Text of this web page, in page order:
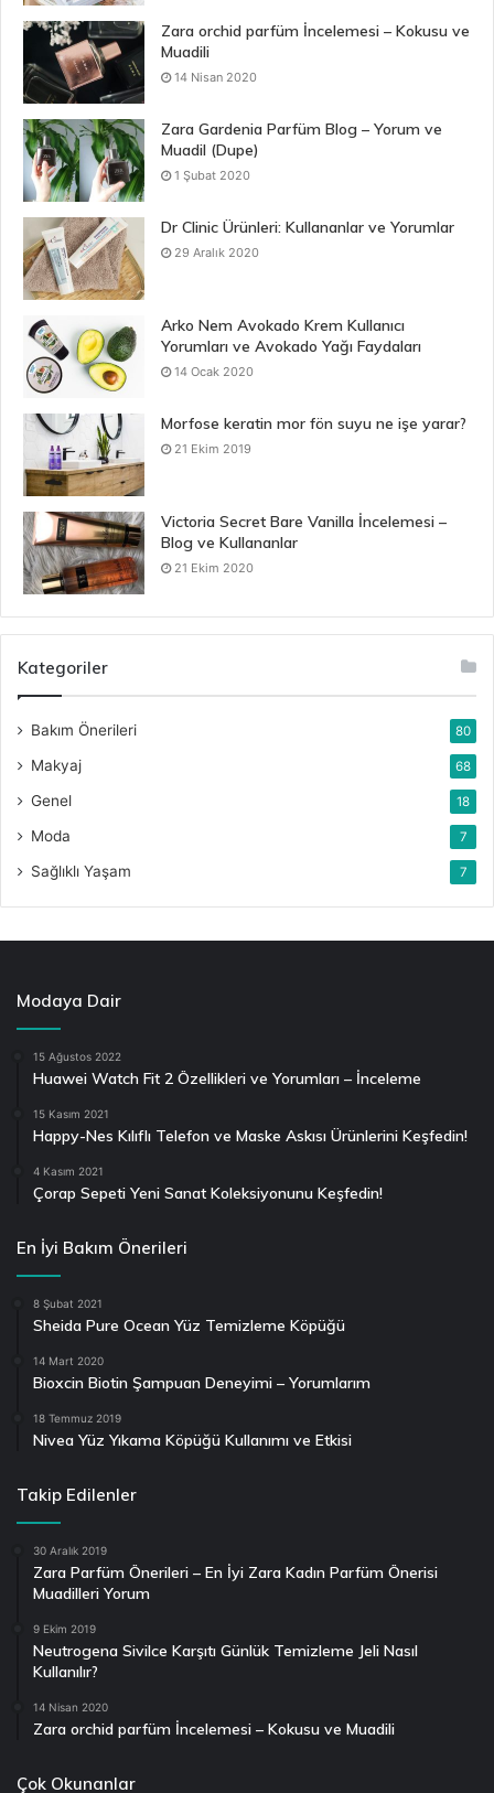
Zara orchid parfüm İncelemesi – Kokusu ve
Muadili
14 Nisan 2020
Zara Gardenia Parfüm Blog – Yorum ve
Muadil (Dupe)
1 Şubat 2020
Dr Clinic Ürünleri: Kullananlar ve Yorumlar
29 Aralık 2020
Arko Nem Avokado Krem Kullanıcı
Yorumları ve Avokado Yağı Faydaları
14 Ocak 2020
Morfose keratin mor fön suyu ne işe yarar?
21 Ekim 2019
Victoria Secret Bare Vanilla İncelemesi –
Blog ve Kullananlar
21 Ekim 2020
Kategoriler
Bakım Önerileri 80
Makyaj 68
Genel 18
Moda 7
Sağlıklı Yaşam 7
Modaya Dair
15 Ağustos 2022
Huawei Watch Fit 2 Özellikleri ve Yorumları – İnceleme
15 Kasım 2021
Happy-Nes Kılıflı Telefon ve Maske Askısı Ürünlerini Keşfedin!
4 Kasım 2021
Çorap Sepeti Yeni Sanat Koleksiyonunu Keşfedin!
En İyi Bakım Önerileri
8 Şubat 2021
Sheida Pure Ocean Yüz Temizleme Köpüğü
14 Mart 2020
Bioxcin Biotin Şampuan Deneyimi – Yorumlarım
18 Temmuz 2019
Nivea Yüz Yıkama Köpüğü Kullanımı ve Etkisi
Takip Edilenler
30 Aralık 2019
Zara Parfüm Önerileri – En İyi Zara Kadın Parfüm Önerisi
Muadilleri Yorum
9 Ekim 2019
Neutrogena Sivilce Karşıtı Günlük Temizleme Jeli Nasıl
Kullanılır?
14 Nisan 2020
Zara orchid parfüm İncelemesi – Kokusu ve Muadili
Çok Okunanlar